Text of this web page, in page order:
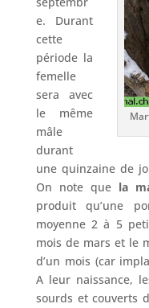
e. Durant
cette
période la
femelle
sera avec
le même
mâle
durant
une quinzaine de
On note que la
produit qu’une
moyenne 2 à 5
mois de mars et le
d’un mois (car
A leur naissance,
sourds et couverts